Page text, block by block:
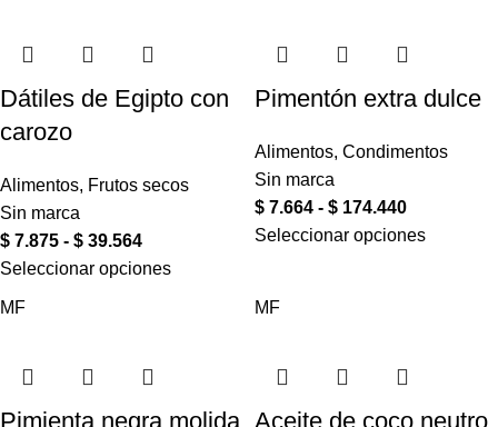
Dátiles de Egipto con
carozo
Alimentos, Frutos secos
Sin marca
$ 7.875 - $ 39.564
Seleccionar opciones
Pimentón extra dulce
Alimentos, Condimentos
Sin marca
$ 7.664 - $ 174.440
Seleccionar opciones
MF
Pimienta negra molida
MF
Aceite de coco neutro